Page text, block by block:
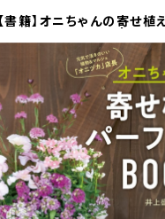
【書籍】オニちゃんの寄せ植